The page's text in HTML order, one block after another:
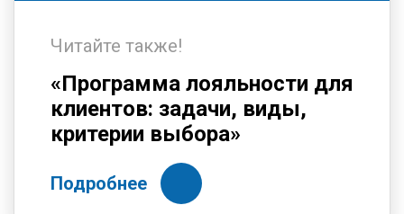
Читайте также!
«Программа лояльности для
клиентов: задачи, виды,
критерии выбора»
Подробнее